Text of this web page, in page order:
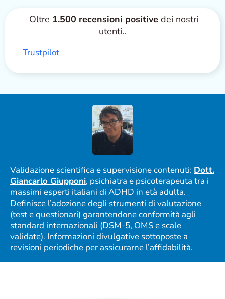
Oltre 1.500 recensioni positive dei nostri
utenti..
Trustpilot
Validazione scientifica e supervisione contenuti: Dott.
Giancarlo Giupponi, psichiatra e psicoterapeuta tra i
massimi esperti italiani di ADHD in età adulta.
Definisce l’adozione degli strumenti di valutazione
(test e questionari) garantendone conformità agli
standard internazionali (DSM-5, OMS e scale
validate). Informazioni divulgative sottoposte a
revisioni periodiche per assicurarne l’affidabilità.